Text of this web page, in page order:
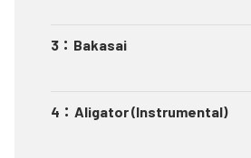
3 ： Bakasai
4 ： Aligator (Instrumental)